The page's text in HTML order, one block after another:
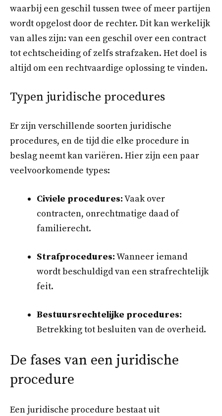
waarbij een geschil tussen twee of meer partijen
wordt opgelost door de rechter. Dit kan werkelijk
van alles zijn: van een geschil over een contract
tot echtscheiding of zelfs strafzaken. Het doel is
altijd om een rechtvaardige oplossing te vinden.
Typen juridische procedures
Er zijn verschillende soorten juridische
procedures, en de tijd die elke procedure in
beslag neemt kan variëren. Hier zijn een paar
veelvoorkomende types:
Civiele procedures:Vaak over
contracten, onrechtmatige daad of
familierecht.
Strafprocedures:Wanneer iemand
wordt beschuldigd van een strafrechtelijk
feit.
Bestuursrechtelijke procedures:
Betrekking tot besluiten van de overheid.
De fases van een juridische
procedure
Een juridische procedure bestaat uit